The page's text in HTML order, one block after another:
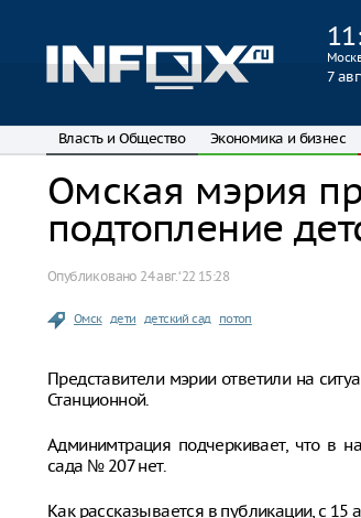
11
7
Власть и Общество Экономика и бизнес
Омская мэрия
подтопление
Опубликовано 24 авг. ‘22 15:28
Омск дети детский сад потоп
Представители мэрии ответили на
Станционной.
Админимтрация подчеркивает, что в
сада № 207 нет.
Как рассказывается в публикации, с 15